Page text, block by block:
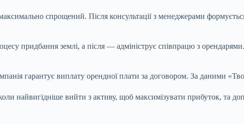
спрощений. Після консультації з менеджерами
придбання землі, а після — адмініструє співпрацю з
гарантує виплату орендної плати за договором. За даними
найвигідніше вийти з активу, щоб максимізувати прибуток, та